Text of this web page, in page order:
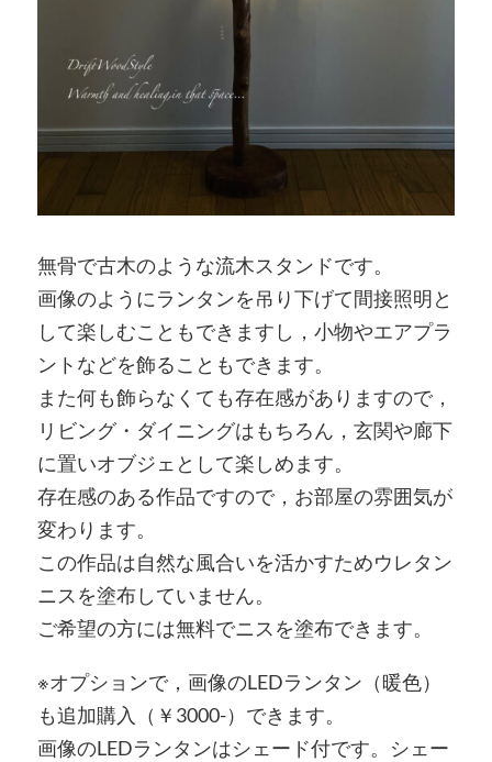
無骨で古木のような流木スタンドです。
画像のようにランタンを吊り下げて間接照明と
して楽しむこともできますし，小物やエアプラ
ントなどを飾ることもできます。
また何も飾らなくても存在感がありますので，
リビング・ダイニングはもちろん，玄関や廊下
に置いオブジェとして楽しめます。
存在感のある作品ですので，お部屋の雰囲気が
変わります。
この作品は自然な風合いを活かすためウレタン
ニスを塗布していません。
ご希望の方には無料でニスを塗布できます。
※オプションで，画像のLEDランタン（暖色）
も追加購入（￥3000-）できます。
画像のLEDランタンはシェード付です。シェー